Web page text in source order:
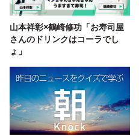
山本祥彰×鶴崎修功「お寿司屋
さんのドリンクはコーラでし
ょ」